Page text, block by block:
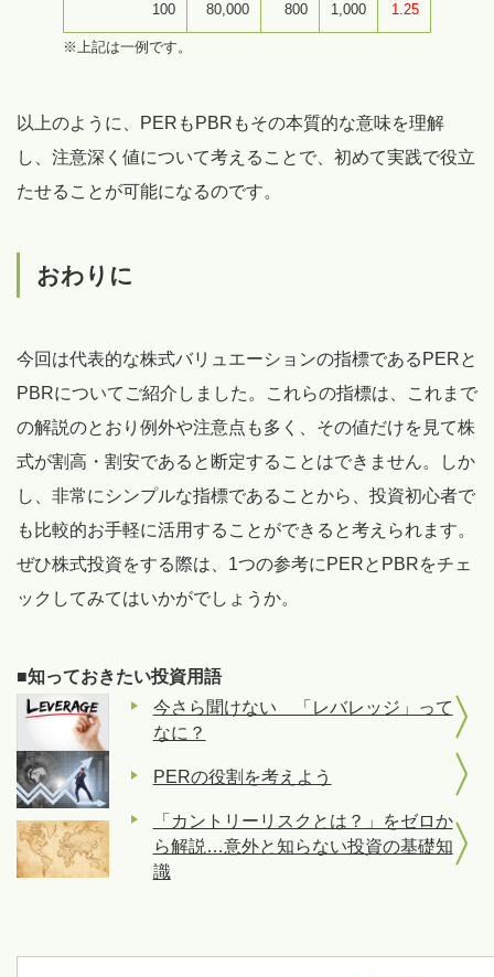
100 80,000 800 1,000 1.25
※上記は一例です。
以上のように、PERもPBRもその本質的な意味を理解
し、注意深く値について考えることで、初めて実践で役立
たせることが可能になるのです。
おわりに
今回は代表的な株式バリュエーションの指標であるPERと
PBRについてご紹介しました。これらの指標は、これまで
の解説のとおり例外や注意点も多く、その値だけを見て株
式が割高・割安であると断定することはできません。しか
し、非常にシンプルな指標であることから、投資初心者で
も比較的お手軽に活用することができると考えられます。
ぜひ株式投資をする際は、1つの参考にPERとPBRをチェ
ックしてみてはいかがでしょうか。
■知っておきたい投資用語
今さら聞けない 「レバレッジ」って
なに？
PERの役割を考えよう
「カントリーリスクとは？」をゼロか
ら解説…意外と知らない投資の基礎知
識